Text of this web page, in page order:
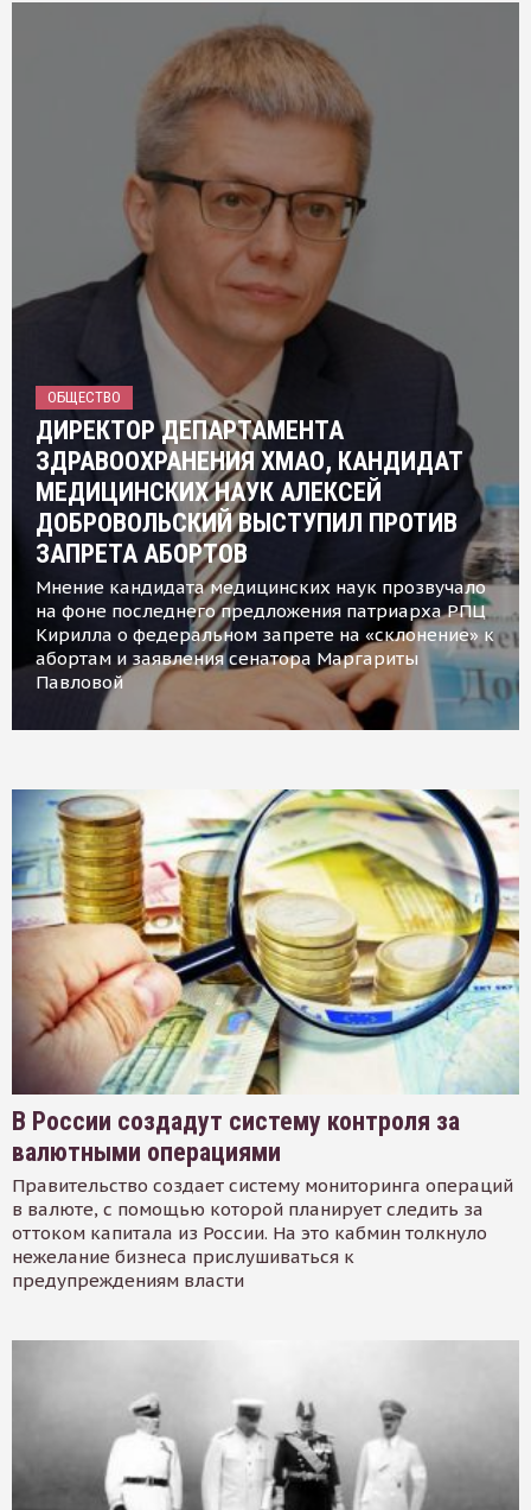
ОБЩЕСТВО
ДИРЕКТОР ДЕПАРТАМЕНТА
ЗДРАВООХРАНЕНИЯ ХМАО, КАНДИДАТ
МЕДИЦИНСКИХ НАУК АЛЕКСЕЙ
ДОБРОВОЛЬСКИЙ ВЫСТУПИЛ ПРОТИВ
ЗАПРЕТА АБОРТОВ
Мнение кандидата медицинских наук прозвучало
на фоне последнего предложения патриарха РПЦ
Кирилла о федеральном запрете на «склонение» к
абортам и заявления сенатора Маргариты
Павловой
В России создадут систему контроля за
валютными операциями
Правительство создает систему мониторинга операций
в валюте, с помощью которой планирует следить за
оттоком капитала из России. На это кабмин толкнуло
нежелание бизнеса прислушиваться к
предупреждениям власти